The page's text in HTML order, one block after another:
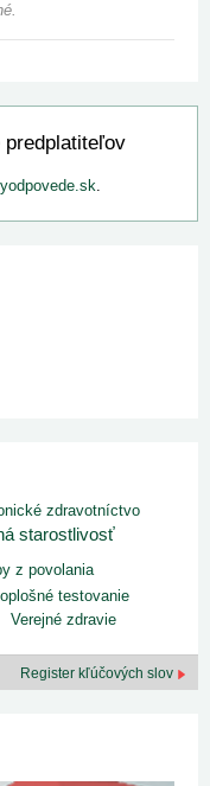
predplatiteľov
.
zdravotníctvo
starostlivosť
z povolania
testovanie
Verejné zdravie
Register kľúčových slov